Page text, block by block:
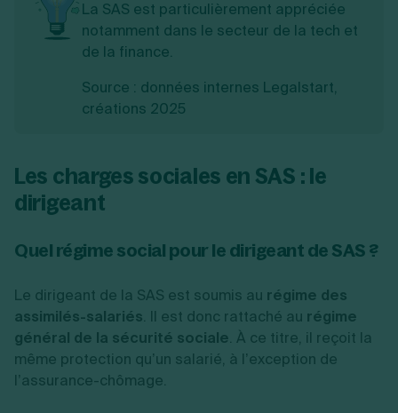
La SAS est particulièrement appréciée
notamment dans le secteur de la tech et
de la finance.
Source : données internes Legalstart,
créations 2025
Les charges sociales en SAS : le
dirigeant
Quel régime social pour le dirigeant de SAS ?
Le dirigeant de la SAS est soumis au régime des
assimilés-salariés. Il est donc rattaché au régime
général de la sécurité sociale. À ce titre, il reçoit la
même protection qu’un salarié, à l’exception de
l’assurance-chômage.